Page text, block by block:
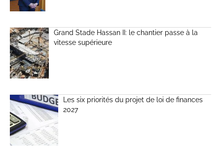
Grand Stade Hassan II: le chantier passe à la
vitesse supérieure
Les six priorités du projet de loi de finances
2027